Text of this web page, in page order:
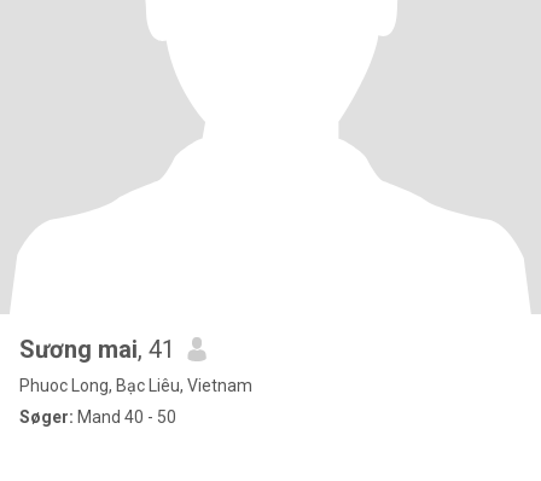
Sương mai, 41
Phuoc Long, Bạc Liêu, Vietnam
Søger: Mand 40 - 50